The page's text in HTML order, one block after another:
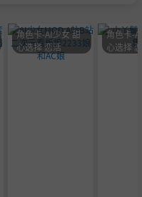
角色卡-AI少女 甜
心选择 恋活
角色卡-
心选择